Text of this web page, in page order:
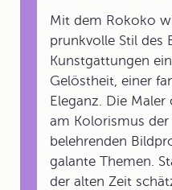
Mit dem Rokoko
prunkvolle Stil des
Kunstgattungen
Gelöstheit, einer
Eleganz. Die
am Kolorismus der
belehrenden
galante Themen.
der alten Zeit